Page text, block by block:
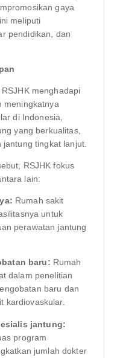
gaya
meliputi
pendidikan, dan
menghadapi
meningkatnya
di Indonesia,
yang berkualitas,
tingkat lanjut.
RSJHK fokus
lain:
Rumah sakit
untuk
perawatan jantung
baru: Rumah
dalam penelitian
baru dan
kardiovaskular.
jantung:
program
jumlah dokter